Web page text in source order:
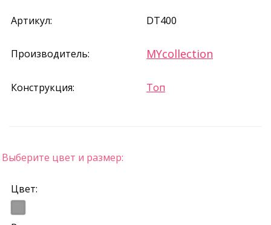
Артикул: DT400
Производитель: MYcollection
Конструкция: Топ
Выберите цвет и размер:
Цвет: